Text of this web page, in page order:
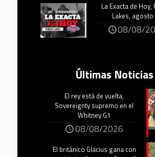
La Exacta de Hoy,
Lakes, agosto
08/08/
Últimas Noticias
El rey está de vuelta,
Sovereignty supremo en el
Whitney G1
08/08/2026
El británico Glacius gana con